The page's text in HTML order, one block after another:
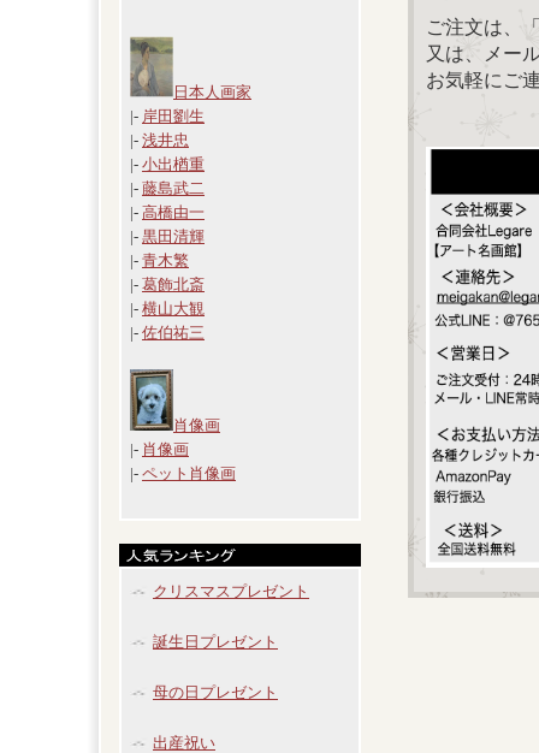
日本人画家
|- 岸田劉生
|- 浅井忠
|- 小出楢重
|- 藤島武二
|- 高橋由一
|- 黒田清輝
|- 青木繁
|- 葛飾北斎
|- 横山大観
|- 佐伯祐三
肖像画
|- 肖像画
|- ペット肖像画
クリスマスプレゼント
誕生日プレゼント
母の日プレゼント
出産祝い
ご注文は、
又は、メー
お気軽にご